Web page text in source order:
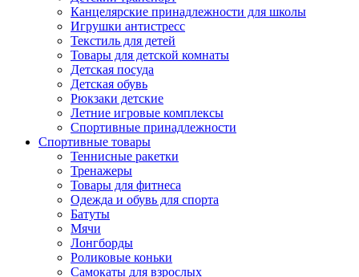
Канцелярские принадлежности для школы
Игрушки антистресс
Текстиль для детей
Товары для детской комнаты
Детская посуда
Детская обувь
Рюкзаки детские
Летние игровые комплексы
Спортивные принадлежности
Спортивные товары
Теннисные ракетки
Тренажеры
Товары для фитнеса
Одежда и обувь для спорта
Батуты
Мячи
Лонгборды
Роликовые коньки
Самокаты для взрослых